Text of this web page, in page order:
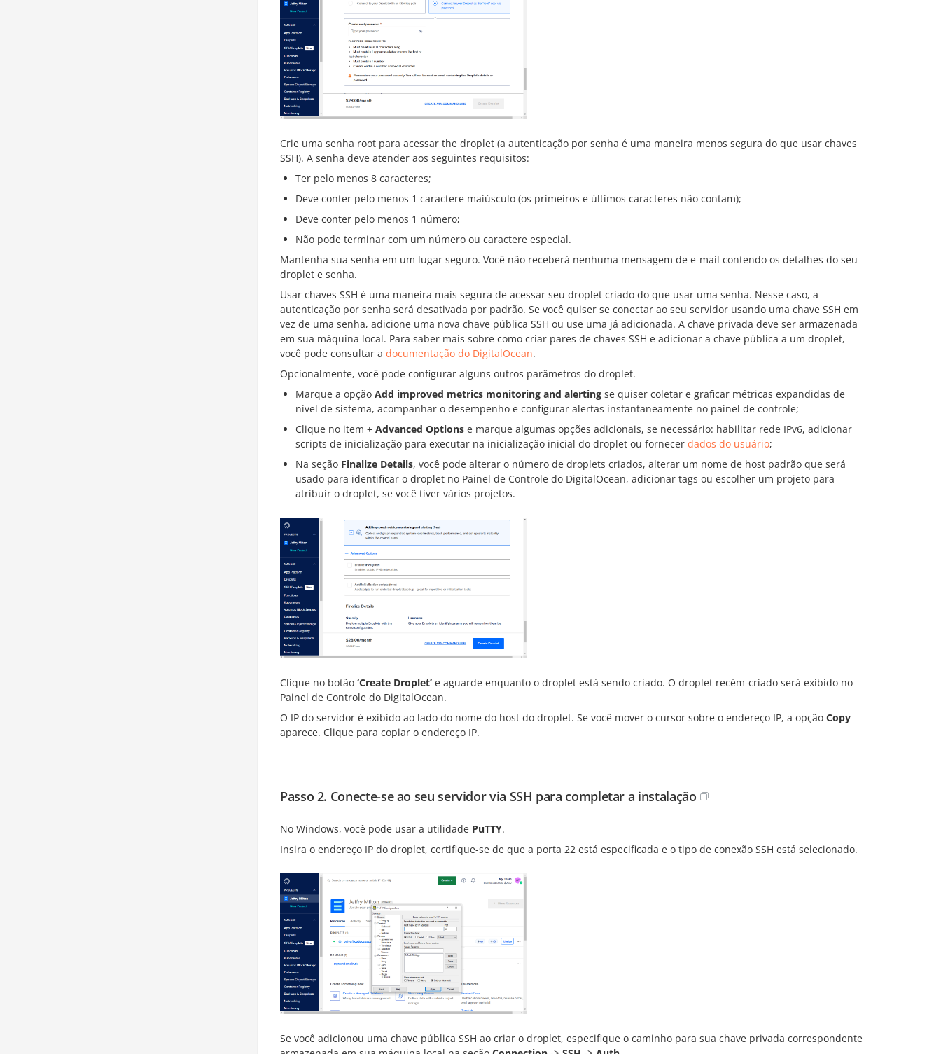
Crie uma senha root para acessar the droplet (a autenticação por senha é uma maneira menos segura do que usar chaves
SSH). A senha deve atender aos seguintes requisitos:
Ter pelo menos 8 caracteres;
Deve conter pelo menos 1 caractere maiúsculo (os primeiros e últimos caracteres não contam);
Deve conter pelo menos 1 número;
Não pode terminar com um número ou caractere especial.
Mantenha sua senha em um lugar seguro. Você não receberá nenhuma mensagem de e-mail contendo os detalhes do seu
droplet e senha.
Usar chaves SSH é uma maneira mais segura de acessar seu droplet criado do que usar uma senha. Nesse caso, a
autenticação por senha será desativada por padrão. Se você quiser se conectar ao seu servidor usando uma chave SSH em
vez de uma senha, adicione uma nova chave pública SSH ou use uma já adicionada. A chave privada deve ser armazenada
em sua máquina local. Para saber mais sobre como criar pares de chaves SSH e adicionar a chave pública a um droplet,
você pode consultar a documentação do DigitalOcean.
Opcionalmente, você pode configurar alguns outros parâmetros do droplet.
Marque a opção Add improved metrics monitoring and alerting se quiser coletar e graficar métricas expandidas de
nível de sistema, acompanhar o desempenho e configurar alertas instantaneamente no painel de controle;
Clique no item + Advanced Options e marque algumas opções adicionais, se necessário: habilitar rede IPv6, adicionar
scripts de inicialização para executar na inicialização inicial do droplet ou fornecer dados do usuário;
Na seção Finalize Details, você pode alterar o número de droplets criados, alterar um nome de host padrão que será
usado para identificar o droplet no Painel de Controle do DigitalOcean, adicionar tags ou escolher um projeto para
atribuir o droplet, se você tiver vários projetos.
Clique no botão ‘Create Droplet’ e aguarde enquanto o droplet está sendo criado. O droplet recém-criado será exibido no
Painel de Controle do DigitalOcean.
O IP do servidor é exibido ao lado do nome do host do droplet. Se você mover o cursor sobre o endereço IP, a opção Copy
aparece. Clique para copiar o endereço IP.
Passo 2. Conecte-se ao seu servidor via SSH para completar a instalação
No Windows, você pode usar a utilidade PuTTY.
Insira o endereço IP do droplet, certifique-se de que a porta 22 está especificada e o tipo de conexão SSH está selecionado.
Se você adicionou uma chave pública SSH ao criar o droplet, especifique o caminho para sua chave privada correspondente